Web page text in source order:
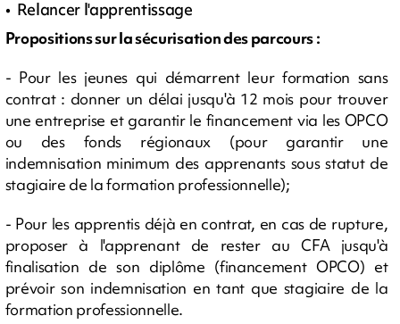
• Relancer l'apprentissage
Propositions sur la sécurisation des parcours :
- Pour les jeunes qui démarrent leur formation sans
contrat : donner un délai jusqu'à 12 mois pour trouver
une entreprise et garantir le financement via les OPCO
ou des fonds régionaux (pour garantir une
indemnisation minimum des apprenants sous statut de
stagiaire de la formation professionnelle);
- Pour les apprentis déjà en contrat, en cas de rupture,
proposer à l'apprenant de rester au CFA jusqu'à
finalisation de son diplôme (financement OPCO) et
prévoir son indemnisation en tant que stagiaire de la
formation professionnelle.